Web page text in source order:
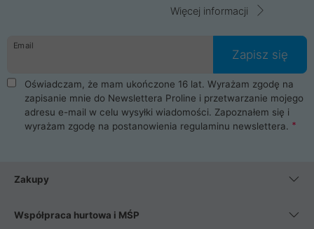
Więcej informacji
Email
Zapisz się
Oświadczam, że mam ukończone 16 lat. Wyrażam zgodę na
zapisanie mnie do Newslettera Proline i przetwarzanie mojego
adresu e-mail w celu wysyłki wiadomości. Zapoznałem się i
wyrażam zgodę na postanowienia regulaminu newslettera.
Zakupy
Współpraca hurtowa i MŚP